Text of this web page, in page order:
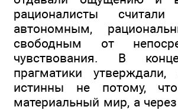
рационалисты
автономным,
свободным от
чувствования. В
прагматики
истинны не потому,
материальный мир, а